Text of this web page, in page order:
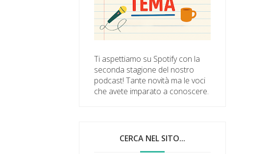
Ti aspettiamo su Spotify con la
seconda stagione del nostro
podcast! Tante novità ma le voci
che avete imparato a conoscere.
CERCA NEL SITO...